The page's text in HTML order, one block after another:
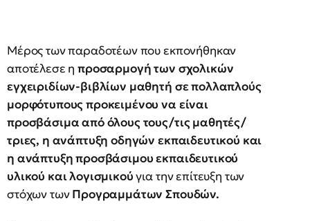
Μέρος των παραδοτέων που εκπονήθηκαν
αποτέλεσε ηπροσαρμογή των σχολικών
εγχειριδίων-βιβλίων μαθητή σε πολλαπλούς
μορφότυπους προκειμένου να είναι
προσβάσιμα από όλους τους/τις μαθητές/
τριες, η ανάπτυξη οδηγών εκπαιδευτικού και
η ανάπτυξη προσβάσιμου εκπαιδευτικού
υλικού και λογισμικούγια την επίτευξη των
στόχων τωνΠρογραμμάτων Σπουδών.